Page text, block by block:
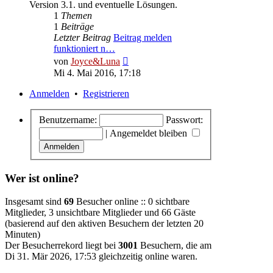
Version 3.1. und eventuelle Lösungen.
1 Themen
1 Beiträge
Letzter Beitrag Beitrag melden
funktioniert n…
von Joyce&Luna
Beitrag
Mi 4. Mai 2016, 17:18
Anmelden • Registrieren
Benutzername:
Passwort:
| Angemeldet bleiben
Wer ist online?
Insgesamt sind 69 Besucher online :: 0 sichtbare
Mitglieder, 3 unsichtbare Mitglieder und 66 Gäste
(basierend auf den aktiven Besuchern der letzten 20
Minuten)
Der Besucherrekord liegt bei 3001 Besuchern, die am
Di 31. Mär 2026, 17:53 gleichzeitig online waren.